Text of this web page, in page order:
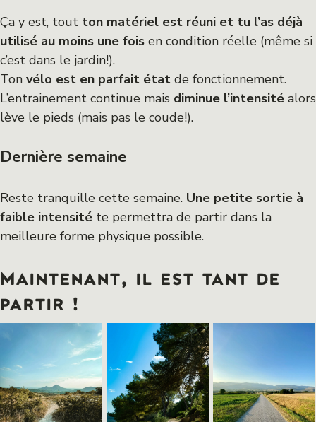
Ça y est, tout ton matériel est réuni et tu l’as déjà
utilisé au moins une fois en condition réelle (même si
c’est dans le jardin!).
Ton vélo est en parfait état de fonctionnement.
L’entrainement continue mais diminue l’intensité alors
lève le pieds (mais pas le coude!).
Dernière semaine
Reste tranquille cette semaine. Une petite sortie à
faible intensité te permettra de partir dans la
meilleure forme physique possible.
Maintenant, il est tant de
partir !